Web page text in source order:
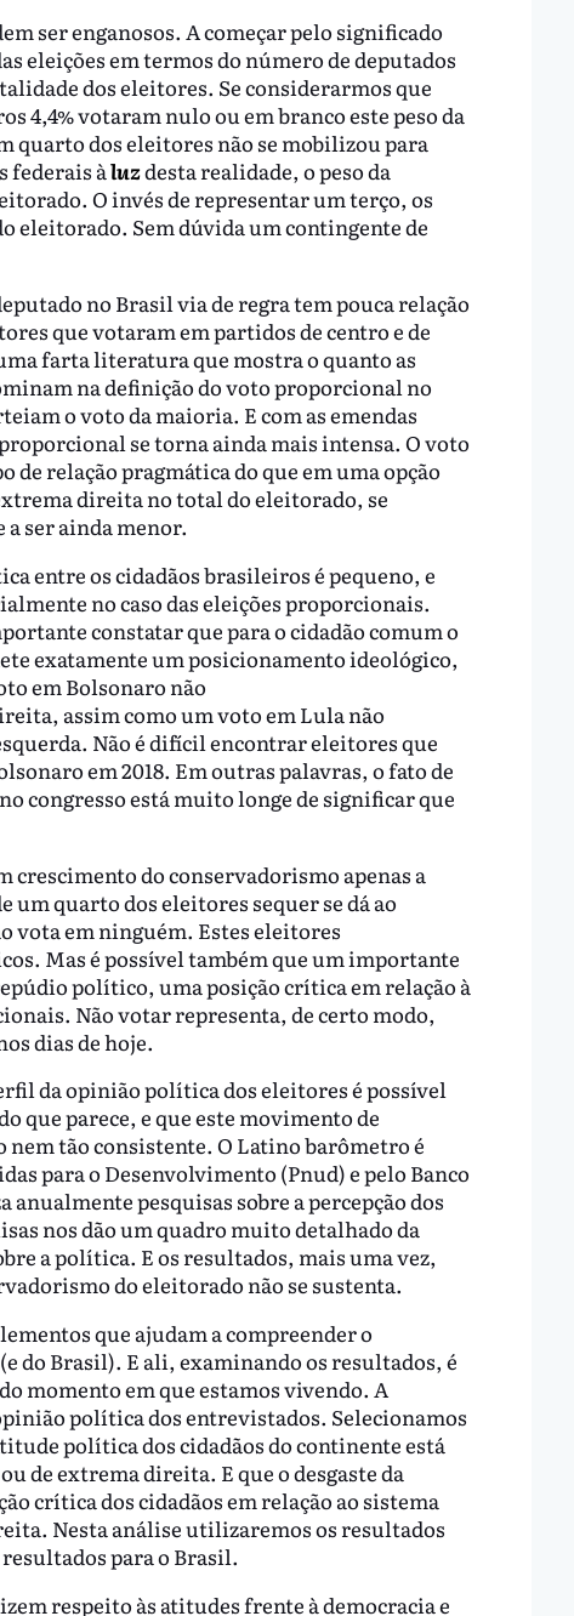
ser enganosos. A começar pelo significado
eleições em termos do número de deputados
dos eleitores. Se considerarmos que
4,4% votaram nulo ou em branco este peso da
quarto dos eleitores não se mobilizou para
federais àluzdesta realidade, o peso da
O invés de representar um terço, os
eleitorado. Sem dúvida um contingente de
no Brasil via de regra tem pouca relação
que votaram em partidos de centro e de
farta literatura que mostra o quanto as
na definição do voto proporcional no
o voto da maioria. E com as emendas
se torna ainda mais intensa. O voto
relação pragmática do que em uma opção
direita no total do eleitorado, se
a ser ainda menor.
entre os cidadãos brasileiros é pequeno, e
no caso das eleições proporcionais.
constatar que para o cidadão comum o
exatamente um posicionamento ideológico,
em Bolsonaro não
assim como um voto em Lula não
Não é difícil encontrar eleitores que
em 2018. Em outras palavras, o fato de
congresso está muito longe de significar que
crescimento do conservadorismo apenas a
quarto dos eleitores sequer se dá ao
vota em ninguém. Estes eleitores
Mas é possível também que um importante
político, uma posição crítica em relação à
Não votar representa, de certo modo,
dias de hoje.
da opinião política dos eleitores é possível
que parece, e que este movimento de
tão consistente. O Latino barômetro é
para o Desenvolvimento (Pnud) e pelo Banco
pesquisas sobre a percepção dos
nos dão um quadro muito detalhado da
a política. E os resultados, mais uma vez,
do eleitorado não se sustenta.
que ajudam a compreender o
do Brasil). E ali, examinando os resultados, é
momento em que estamos vivendo. A
política dos entrevistados. Selecionamos
política dos cidadãos do continente está
de extrema direita. E que o desgaste da
crítica dos cidadãos em relação ao sistema
Nesta análise utilizaremos os resultados
para o Brasil.
respeito às atitudes frente à democracia e